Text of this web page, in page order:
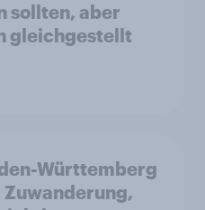
sollten, aber
gleichgestellt
Württemberg